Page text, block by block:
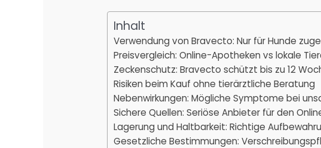
Inhalt
Verwendung von Bravecto: Nur für Hunde
Preisvergleich: Online-Apotheken vs lokale
Zeckenschutz: Bravecto schützt bis zu 12
Risiken beim Kauf ohne tierärztliche Beratung
Nebenwirkungen: Mögliche Symptome bei
Sichere Quellen: Seriöse Anbieter für den
Lagerung und Haltbarkeit: Richtige
Gesetzliche Bestimmungen: